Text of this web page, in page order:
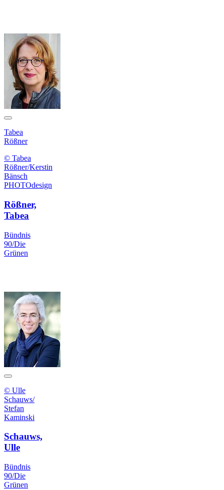
Tabea
Rößner
© Tabea
Rößner/Kerstin
Bänsch
PHOTOdesign
Rößner,
Tabea
Bündnis
90/Die
Grünen
© Ulle
Schauws/
Stefan
Kaminski
Schauws,
Ulle
Bündnis
90/Die
Grünen